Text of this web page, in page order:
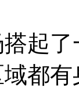
起
都